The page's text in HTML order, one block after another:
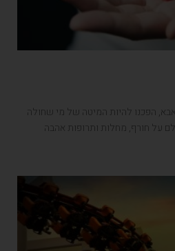
הפכנו להיות המיטה של מי שחולה
על חורף, מחלות ותרופות אהבה